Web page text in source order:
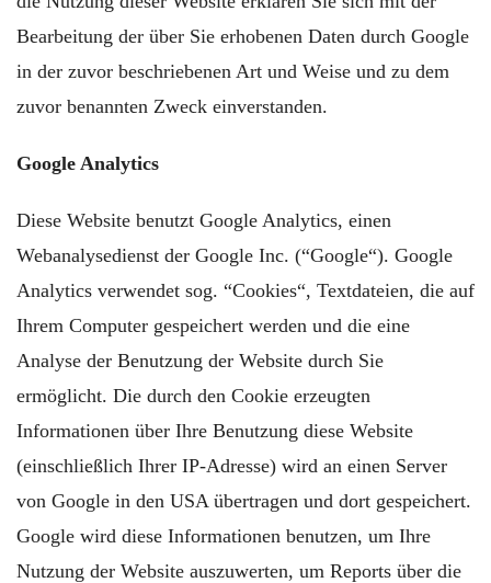
Bearbeitung der über Sie erhobenen Daten durch Google
in der zuvor beschriebenen Art und Weise und zu dem
zuvor benannten Zweck einverstanden.
Google Analytics
Diese Website benutzt Google Analytics, einen
Webanalysedienst der Google Inc. (“Google“). Google
Analytics verwendet sog. “Cookies“, Textdateien, die auf
Ihrem Computer gespeichert werden und die eine
Analyse der Benutzung der Website durch Sie
ermöglicht. Die durch den Cookie erzeugten
Informationen über Ihre Benutzung diese Website
(einschließlich Ihrer IP-Adresse) wird an einen Server
von Google in den USA übertragen und dort gespeichert.
Google wird diese Informationen benutzen, um Ihre
Nutzung der Website auszuwerten, um Reports über die